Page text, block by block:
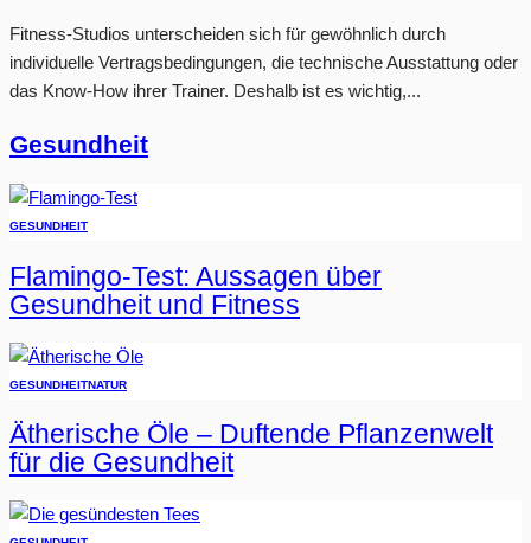
Fitness-Studios unterscheiden sich für gewöhnlich durch
individuelle Vertragsbedingungen, die technische Ausstattung oder
das Know-How ihrer Trainer. Deshalb ist es wichtig,...
Gesundheit
GESUNDHEIT
Flamingo-Test: Aussagen über
Gesundheit und Fitness
GESUNDHEITNATUR
Ätherische Öle – Duftende Pflanzenwelt
für die Gesundheit